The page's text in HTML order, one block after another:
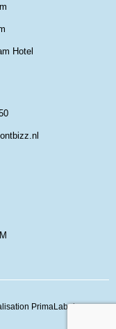
Hotel
PrimaLabel.eu